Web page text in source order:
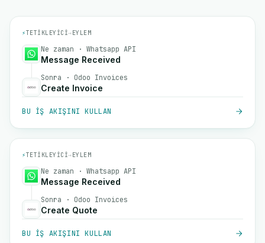
⚡TETIKLEYICI→EYLEM
Ne zaman · Whatsapp API
Message Received
Sonra · Odoo Invoices
Create Invoice
BU IŞ AKIŞINI KULLAN
⚡TETIKLEYICI→EYLEM
Ne zaman · Whatsapp API
Message Received
Sonra · Odoo Invoices
Create Quote
BU IŞ AKIŞINI KULLAN